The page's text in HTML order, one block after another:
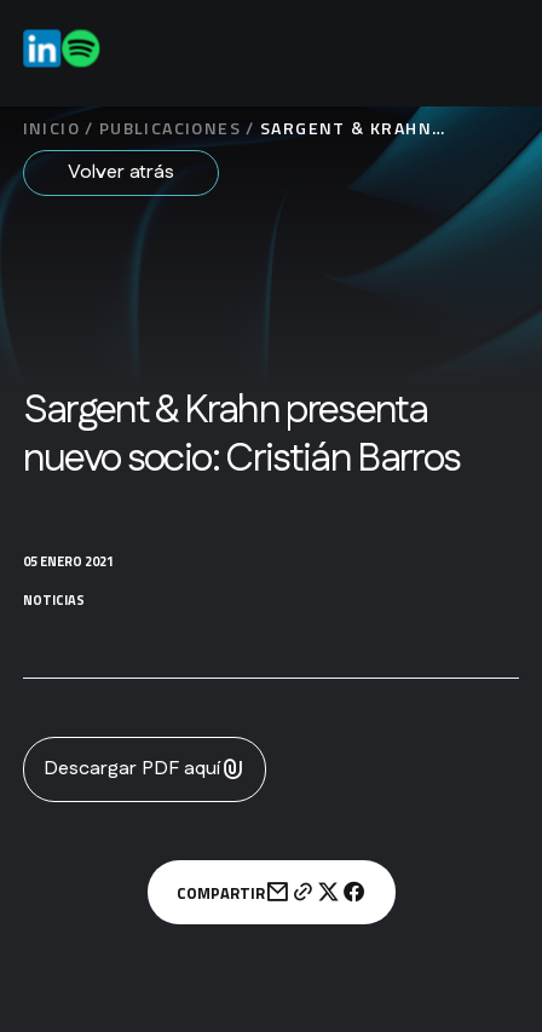
INICIO / PUBLICACIONES / SARGENT & KRAHN
PRESENTA NUEVO SOCIO:
CRISTIÁN BARROS
Volver atrás
Sargent & Krahn presenta
nuevo socio: Cristián Barros
05 ENERO 2021
NOTICIAS
Descargar PDF aquí
COMPARTIR